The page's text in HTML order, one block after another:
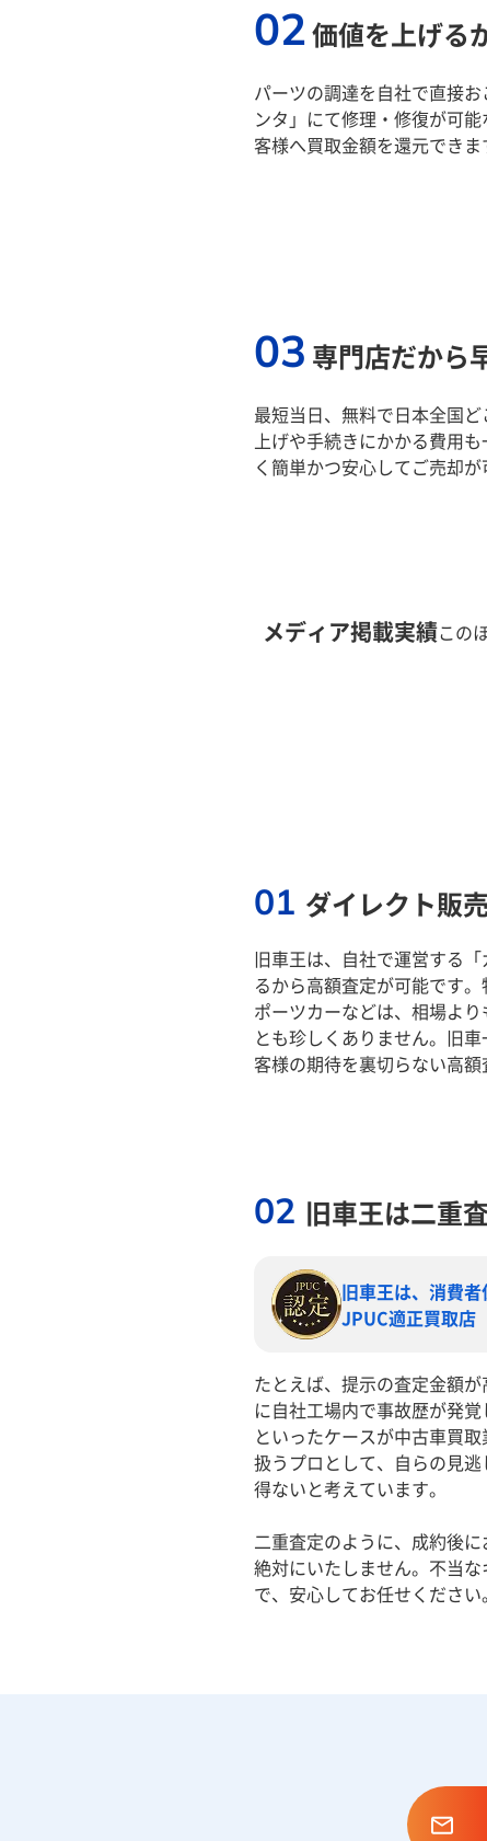
02価値を上げる
パーツの調達を自社で直接
ンタ」にて修理・修復が可
客様へ買取金額を還元できま
03 専門店だから
最短当日、無料で日本全国
上げや手続きにかかる費用
く簡単かつ安心してご売却が
メディア掲載実績この
01 ダイレクト販
旧車王は、自社で運営する
るから高額査定が可能です
ポーツカーなどは、相場よ
とも珍しくありません。旧
客様の期待を裏切らない高額
02 旧車王は二重
旧車王は、消費
JPUC適正買取店
たとえば、提示の査定金額
に自社工場内で事故歴が発
といったケースが中古車買
扱うプロとして、自らの見
得ないと考えています。
二重査定のように、成約後
絶対にいたしません。不当
で、安心してお任せください。